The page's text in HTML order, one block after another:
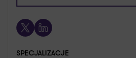
X LinkedIn
SPECJALIZACJE